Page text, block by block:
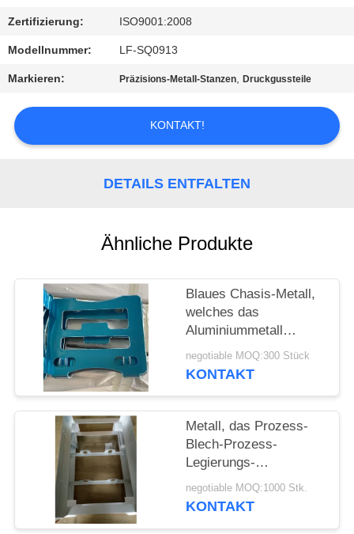
KONTAKT
MIT
BITTE UM
EIN
POLICY
Zertifizierung: ISO9001:2008
Modellnummer: LF-SQ0913
Markieren: Präzisions-Metall-Stanzen,Druckgussteile
KONTAKT!
DETAILS ENTFALTEN
Ähnliche Produkte
Blaues Chasis-Metall,
welches das
Aluminiummetall
stempelt Gray Bracket
CNC maschinelle
negotiable MOQ:300 Stück
KONTAKT
Metall, das Prozess-
Blech-Prozess-
Legierungs-
Aluminiumkasten für
Pulver-überzogenes
negotiable MOQ:1000 Stk.
KONTAKT